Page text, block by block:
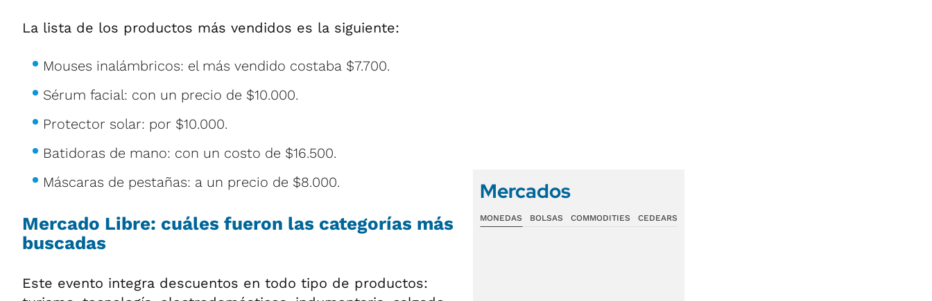
La lista de los productos más vendidos es la siguiente:
Mouses inalámbricos: el más vendido costaba $7.700.
Sérum facial: con un precio de $10.000.
Protector solar: por $10.000.
Batidoras de mano: con un costo de $16.500.
Máscaras de pestañas: a un precio de $8.000.
Mercado Libre: cuáles fueron las categorías más
buscadas
Este evento integra descuentos en todo tipo de productos:
Mercados
MONEDAS BOLSAS COMMODITIES CEDEARS